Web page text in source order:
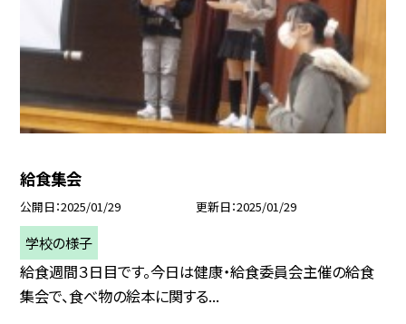
給食集会
公開日 2025/01/29 更新日 2025/01/29
学校の様子
給食週間３日目です。今日は健康・給食委員会主催の給食
集会で、食べ物の絵本に関する...